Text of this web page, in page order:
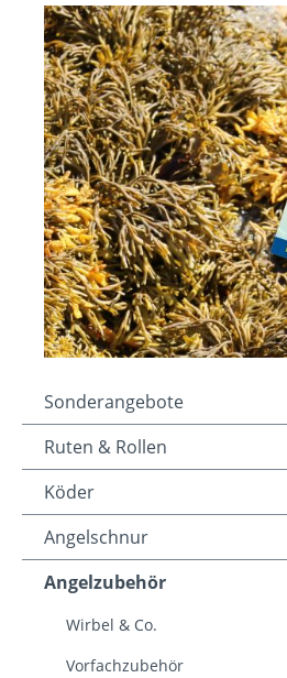
Sonderangebote
Ruten & Rollen
Köder
Angelschnur
Angelzubehör
Wirbel & Co.
Vorfachzubehör